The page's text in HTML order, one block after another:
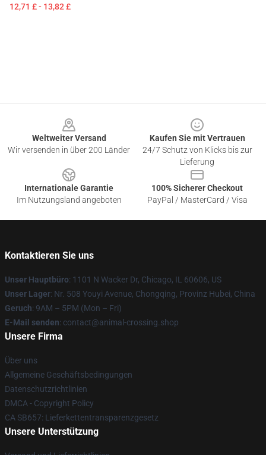
12,71 £ - 13,82 £
Weltweiter Versand
Wir versenden in über 200 Länder
Kaufen Sie mit Vertrauen
24/7 Schutz von Klicks bis zur
Lieferung
Internationale Garantie
Im Nutzungsland angeboten
100% Sicherer Checkout
PayPal / MasterCard / Visa
Kontaktieren Sie uns
Unser Hauptbüro: 1101 N Wacker Dr, Chicago, IL 60606, US
Unser Lager: Nr. 508 Youyi Avenue, Chongqing, Provinz Hubei, China
Geruch: 9AM – 5PM (Mon – Fri)
E-Mail senden: contact@animal-crossing.shop
Unsere Firma
Über uns
Allgemeine Geschäftsbedingungen
Datenschutzrichtlinien
DMCA - Copyright Policy
CA SB657: Lieferkettentransparenzgesetz
Unsere Unterstützung